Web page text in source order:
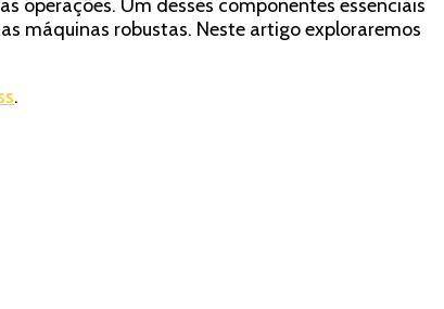
operações. Um desses componentes essenciais
máquinas robustas. Neste artigo exploraremos
.